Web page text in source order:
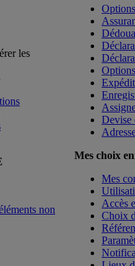
les
non
Devise
Mes choix
Mes
Accès
Choix